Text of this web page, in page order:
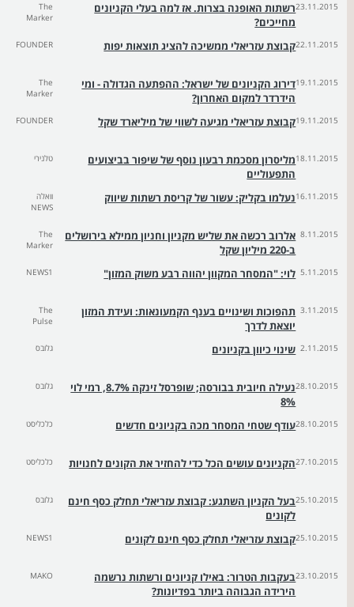
23.11.2015רשתות האופנה בצרות. אז למה בעלי הקניונים
מחייכים?
The
Marker
22.11.2015קבוצת עזריאלי ממשיכה להציג תוצאות יפות FOUNDER
19.11.2015דירוג הקניונים של ישראל: ההפתעה הגדולה - ומי
הידרדר למקום האחרון?
The
Marker
19.11.2015קבוצת עזריאלי מגיעה לשווי של מיליארד שקל FOUNDER
18.11.2015מליסרון מסכמת רבעון נוסף של שיפור בביצועים
התפעוליים
טלנירי
16.11.2015נעלמו בקליק: עשור של קריסת רשתות שיווק
וואלה
NEWS
8.11.2015 אלרוב רכשה את שליש מקניון וחניון ממילא בירושלים
ב-220 מיליון שקל
The
Marker
5.11.2015 לוי: "המסחר המקוון יהווה רבע משוק המזון" NEWS1
3.11.2015 תהפוכות ושינויים בענף הקמעונאות: ועידת המזון
יוצאת לדרך
The
Pulse
2.11.2015 שינוי כיוון בקניונים גלובס
28.10.2015
נעילה חיובית בבורסה; שופרסל זינקה 8.7%, רמי לוי
8%
גלובס
28.10.2015עודף שטחי המסחר מכה בקניונים חדשים כלכליסט
27.10.2015הקניונים עושים הכל כדי להחזיר את הקונים לחנויות כלכליסט
25.10.2015בעל הקניון השתגע: קבוצת עזריאלי תחלק כסף חינם
לקונים
גלובס
25.10.2015קבוצת עזריאלי תחלק כסף חינם לקונים NEWS1
23.10.2015בעקבות הטרור: באילו קניונים ורשתות נרשמה
הירידה הגבוהה ביותר בפדיונות?
MAKO